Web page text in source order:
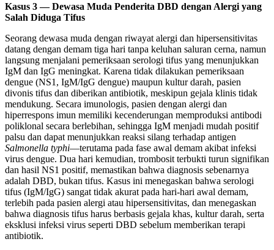
Kasus 3 — Dewasa Muda Penderita DBD dengan Alergi yang
Salah Diduga Tifus
Seorang dewasa muda dengan riwayat alergi dan hipersensitivitas
datang dengan demam tiga hari tanpa keluhan saluran cerna, namun
langsung menjalani pemeriksaan serologi tifus yang menunjukkan
IgM dan IgG meningkat. Karena tidak dilakukan pemeriksaan
dengue (NS1, IgM/IgG dengue) maupun kultur darah, pasien
divonis tifus dan diberikan antibiotik, meskipun gejala klinis tidak
mendukung. Secara imunologis, pasien dengan alergi dan
hiperrespons imun memiliki kecenderungan memproduksi antibodi
poliklonal secara berlebihan, sehingga IgM menjadi mudah positif
palsu dan dapat menunjukkan reaksi silang terhadap antigen
Salmonella typhi—terutama pada fase awal demam akibat infeksi
virus dengue. Dua hari kemudian, trombosit terbukti turun signifikan
dan hasil NS1 positif, memastikan bahwa diagnosis sebenarnya
adalah DBD, bukan tifus. Kasus ini menegaskan bahwa serologi
tifus (IgM/IgG) sangat tidak akurat pada hari-hari awal demam,
terlebih pada pasien alergi atau hipersensitivitas, dan menegaskan
bahwa diagnosis tifus harus berbasis gejala khas, kultur darah, serta
eksklusi infeksi virus seperti DBD sebelum memberikan terapi
antibiotik.